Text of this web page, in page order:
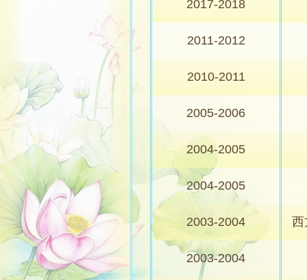
2017-2018
2011-2012
2010-2011
2005-2006
2004-2005
2004-2005
2003-2004 西
2003-2004